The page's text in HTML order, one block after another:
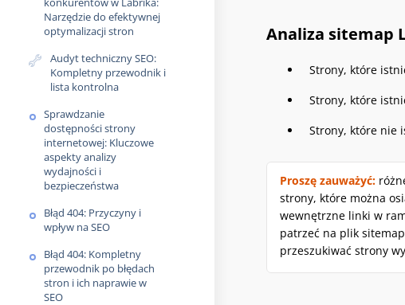
Narzędzie do efektywnej
optymalizacji stron
Audyt techniczny SEO:
Kompletny przewodnik i
lista kontrolna
Sprawdzanie
dostępności strony
internetowej: Kluczowe
aspekty analizy
wydajności i
bezpieczeństwa
Błąd 404: Przyczyny i
wpływ na SEO
Błąd 404: Kompletny
przewodnik po błędach
stron i ich naprawie w
SEO
Analiza sitemap
Strony, które
Strony, które
Strony, które nie
Proszę zauważyć:
strony, które można
wewnętrzne linki w
patrzeć na plik
przeszukiwać strony